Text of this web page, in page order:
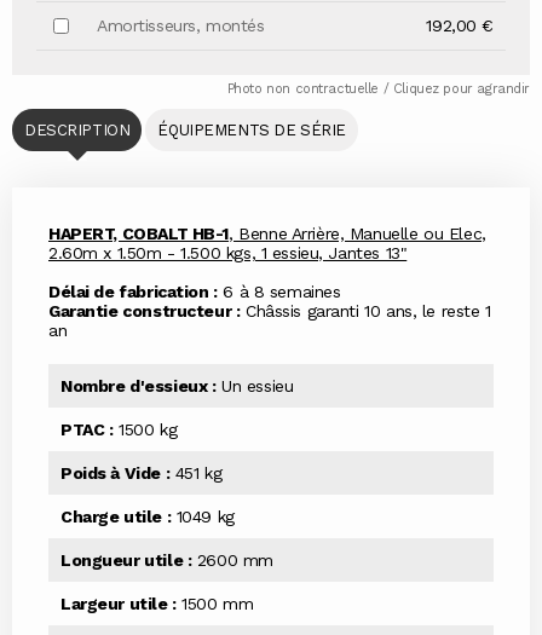
Amortisseurs, montés 192,00 €
Photo non contractuelle / Cliquez pour agrandir
DESCRIPTION ÉQUIPEMENTS DE SÉRIE
HAPERT, COBALT HB-1, Benne Arrière, Manuelle ou Elec,
2.60m x 1.50m - 1.500 kgs, 1 essieu, Jantes 13"
Délai de fabrication :6 à 8 semaines
Garantie constructeur :Châssis garanti 10 ans, le reste 1
an
Nombre d'essieux :Un essieu
PTAC :1500 kg
Poids à Vide :451 kg
Charge utile :1049 kg
Longueur utile :2600 mm
Largeur utile :1500 mm